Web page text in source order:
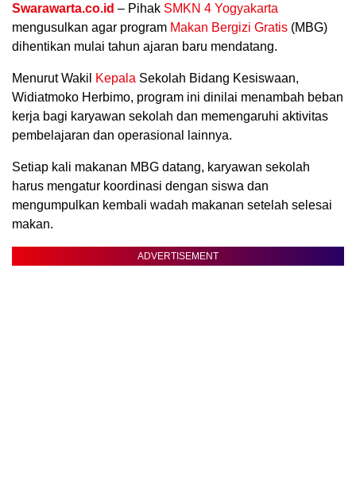
Swarawarta.co.id – Pihak SMKN 4 Yogyakarta
mengusulkan agar program Makan Bergizi Gratis (MBG)
dihentikan mulai tahun ajaran baru mendatang.
Menurut Wakil Kepala Sekolah Bidang Kesiswaan,
Widiatmoko Herbimo, program ini dinilai menambah beban
kerja bagi karyawan sekolah dan memengaruhi aktivitas
pembelajaran dan operasional lainnya.
Setiap kali makanan MBG datang, karyawan sekolah
harus mengatur koordinasi dengan siswa dan
mengumpulkan kembali wadah makanan setelah selesai
makan.
ADVERTISEMENT